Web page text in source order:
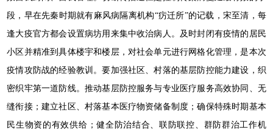
段，早在先秦时期就有麻风病隔离机构“疠迁所”的记载，宋至清，每
逢大疫官方都会设置病坊用来集中收治病人。及时封闭有疫情的居民
小区并精准到具体楼宇和楼层，对社会单元进行网格化管理，是本次
疫情攻防战的经验教训。要加强社区、村落的基层防控能力建设，织
密织牢第一道防线。推动基层防控服务与专业医疗服务高效协同、无
缝衔接；建立社区、村落基本医疗物资储备制度；确保特殊时期基本
民生物资的有效供给；健全防治结合、联防联控、群防群治工作机